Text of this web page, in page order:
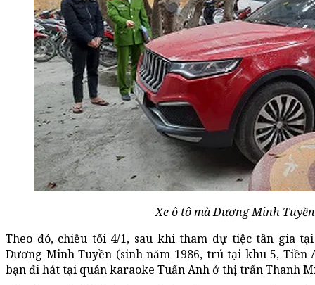
Xe ô tô mà Dương Minh
Theo đó, chiều tối 4/1, sau khi tham dự tiệc tân gia
Dương Minh Tuyền (sinh năm 1986, trú tại khu 5, Tiền
bạn đi hát tại quán karaoke Tuấn Anh ở thị trấn Thanh